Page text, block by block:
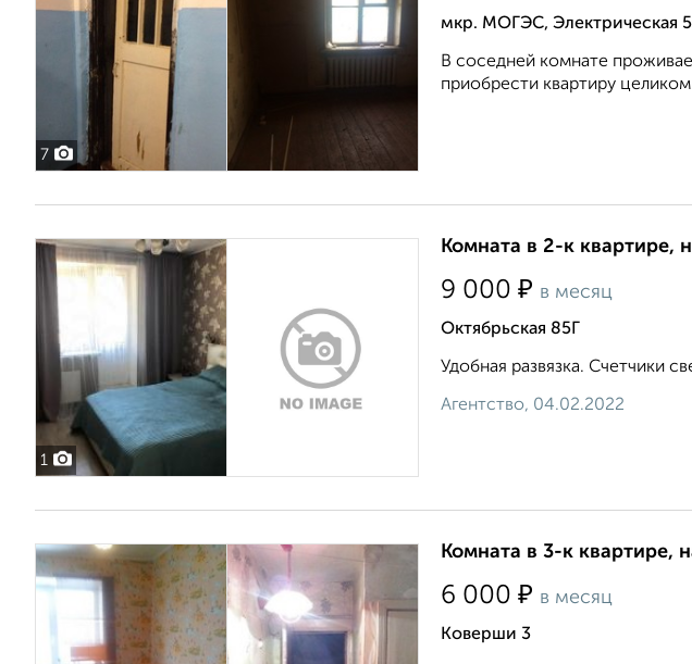
7
мкр. МОГЭС, Электрическая 5
В соседней комнате
приобрести квартиру
1
Комната в 2-к квартире,
9 000 ₽ в месяц
Октябрьская 85Г
Удобная развязка. Счетчики
Агентство, 04.02.2022
Комната в 3-к квартире,
6 000 ₽ в месяц
Коверши 3